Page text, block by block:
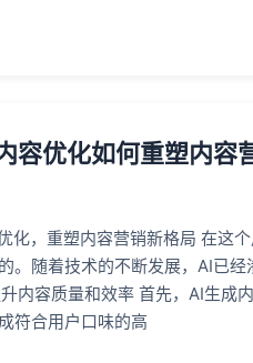
容优化如何重塑内容
化，重塑内容营销新格局 在这
。随着技术的不断发展，AI已
内容质量和效率 首先，AI生
符合用户口味的高